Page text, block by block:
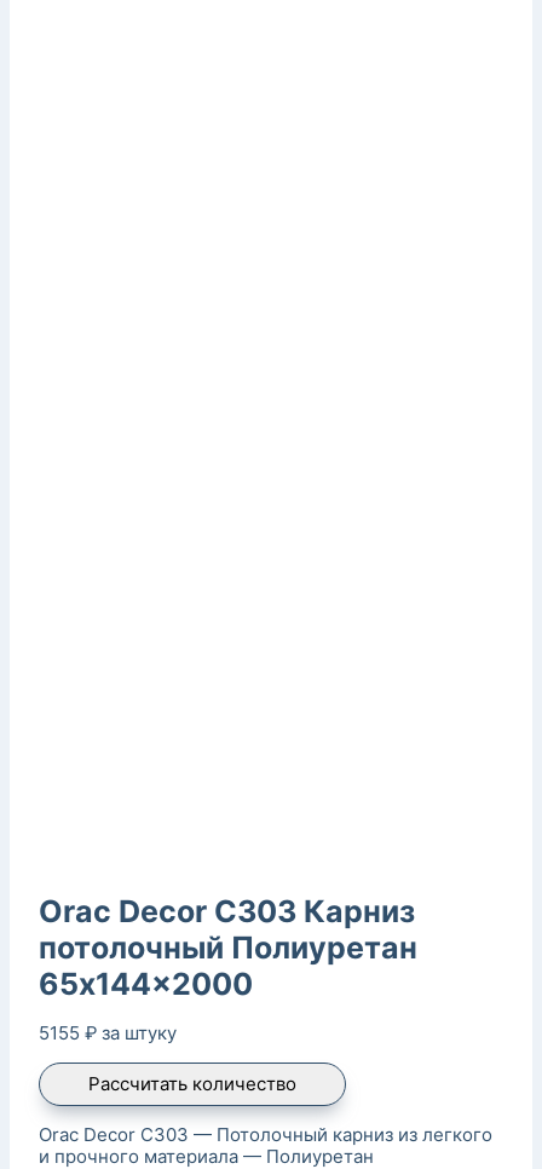
Orac Decor C303 Карниз
потолочный Полиуретан
65x144x2000
5155 ₽ за штуку
Рассчитать количество
Orac Decor C303 — Потолочный карниз из легкого
и прочного материала — Полиуретан